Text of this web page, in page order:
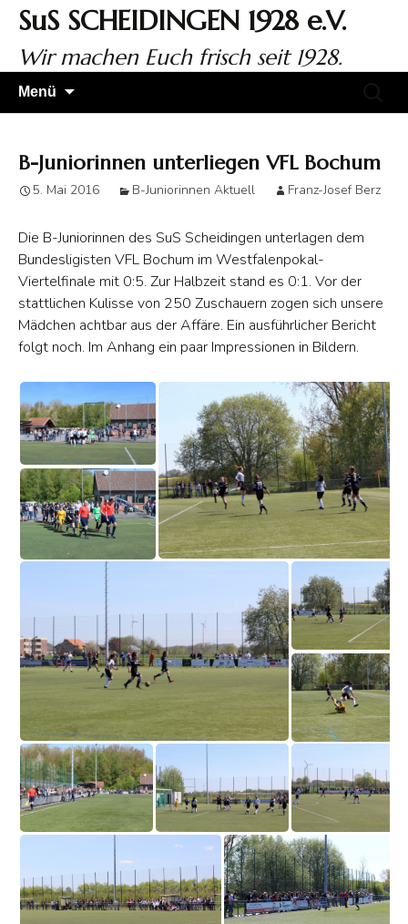
Zum
Inhalt
springen
SuS SCHEIDINGEN 1928 e.V.
Wir machen Euch frisch seit 1928.
Menü
B-Juniorinnen unterliegen VFL Bochum
5. Mai 2016 B-Juniorinnen Aktuell Franz-Josef Berz
Die B-Juniorinnen des SuS Scheidingen unterlagen dem
Bundesligisten VFL Bochum im Westfalenpokal-
Viertelfinale mit 0:5. Zur Halbzeit stand es 0:1. Vor der
stattlichen Kulisse von 250 Zuschauern zogen sich unsere
Mädchen achtbar aus der Affäre. Ein ausführlicher Bericht
folgt noch. Im Anhang ein paar Impressionen in Bildern.